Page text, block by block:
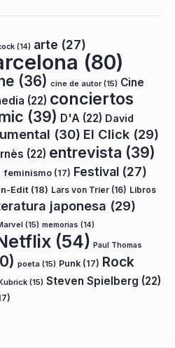
(14) arte (27)
(80)
(36) cine de autor(15) Cine
(22) conciertos
(39) D'A (22) David
(30) El Click (29)
(22) entrevista (39)
feminismo (17) Festival (27)
Edit (18) Lars von Trier (16) Libros
japonesa (29)
(15) memorias (14)
(54) Paul Thomas
poeta (15) Punk (17) Rock
(15) Steven Spielberg (22)